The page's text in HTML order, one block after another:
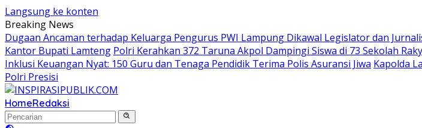
Langsung ke konten
Breaking News
Dugaan Ancaman terhadap Keluarga Pengurus PWI Lampung Dikawal Legislator dan
Kantor Bupati Lamteng Polri Kerahkan 372 Taruna Akpol Dampingi Siswa di 73 Sekolah
Inklusi Keuangan Nyat: 150 Guru dan Tenaga Pendidik Terima Polis Asuransi Jiwa Kapolda
Polri Presisi
HomeRedaksi